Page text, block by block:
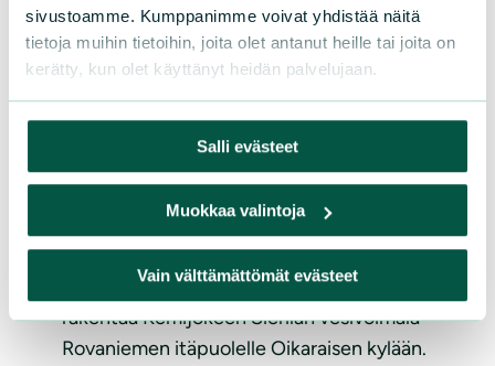
sivustoamme. Kumppanimme voivat yhdistää näitä
tietoja muihin tietoihin, joita olet antanut heille tai joita on
kerätty, kun olet käyttänyt heidän palvelujaan.
Salli evästeet
Muokkaa valintoja
Vain välttämättömät evästeet
AJANKOHTAISTA | 28.11.2022
Luonnonsuojelijat jatkavat
Kemijoki Oy:n Sierilä-hankkeen
vastustamista
Kemijoki Oy ajaa edelleen hankettaan
rakentaa Kemijokeen Sierilän vesivoimala
Rovaniemen itäpuolelle Oikaraisen kylään.